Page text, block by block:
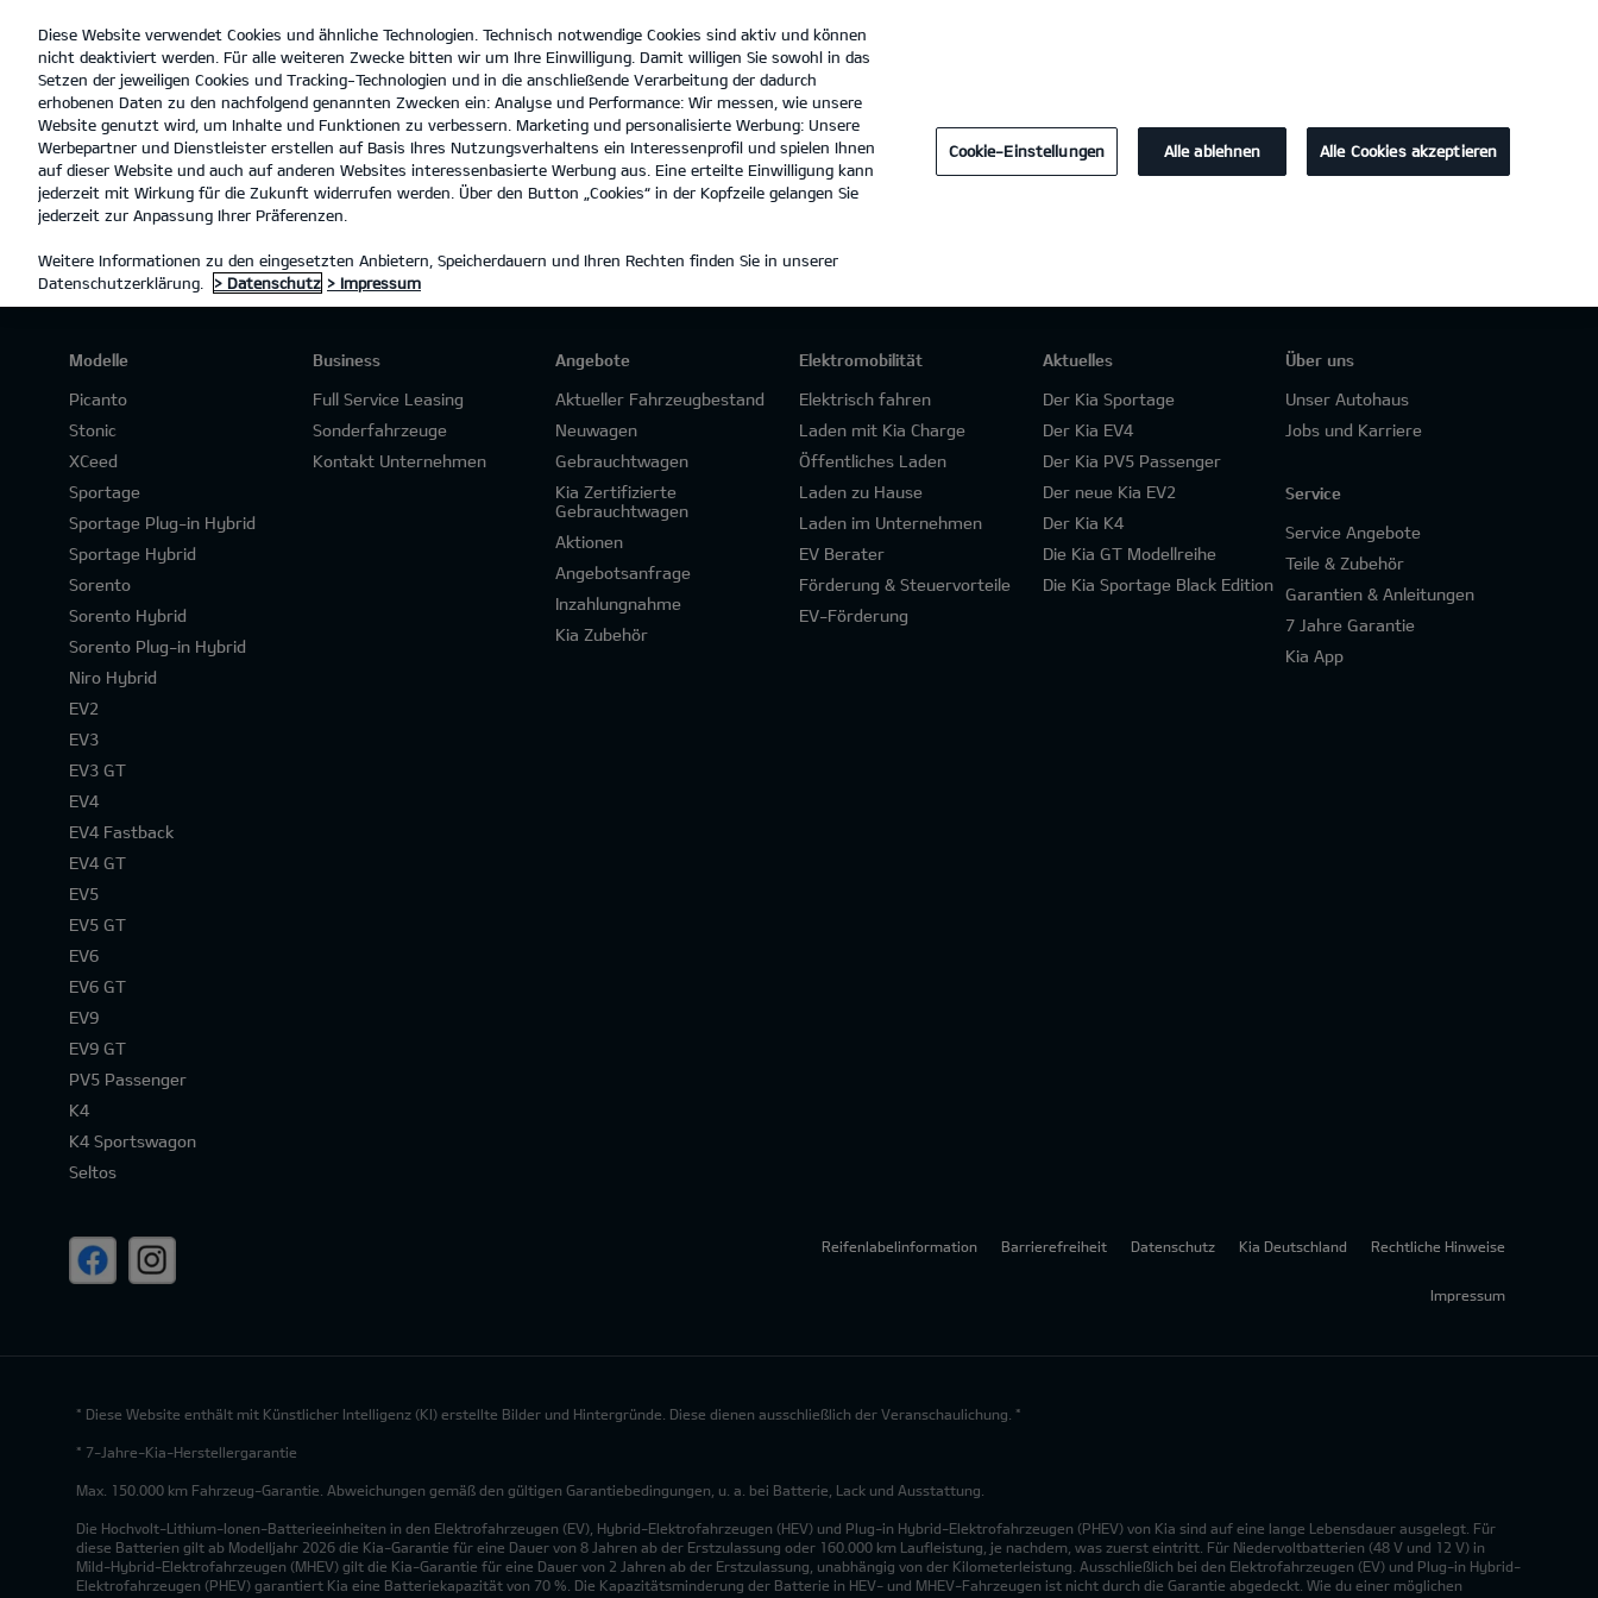
open
menu
ACB Dornig GmbH Tel. :03741 - 3070
PROBEFAHRT
Modelle
Picanto
Stonic
XCeed
Sportage
Sportage Plug-in Hybrid
Sportage Hybrid
Sorento
Sorento Hybrid
Sorento Plug-in Hybrid
Niro Hybrid
EV2
EV3
EV3 GT
EV4
EV4 Fastback
EV4 GT
EV5
EV5 GT
EV6
EV6 GT
EV9
EV9 GT
PV5 Passenger
K4
K4 Sportswagon
Seltos
Business
Full Service Leasing
Sonderfahrzeuge
Kontakt Unternehmen
Angebote
Aktueller Fahrzeugbestand
Neuwagen
Gebrauchtwagen
Kia Zertifizierte
Gebrauchtwagen
Aktionen
Angebotsanfrage
Inzahlungnahme
Kia Zubehör
Elektromobilität
Elektrisch fahren
Laden mit Kia Charge
Öffentliches Laden
Laden zu Hause
Laden im Unternehmen
EV Berater
Förderung & Steuervorteile
EV-Förderung
Aktuelles
Der Kia Sportage
Der Kia EV4
Der Kia PV5 Passenger
Der neue Kia EV2
Der Kia K4
Die Kia GT Modellreihe
Die Kia Sportage Black Edition
Über uns
Unser Autohaus
Jobs und Karriere
Service
Service Angebote
Teile & Zubehör
Garantien & Anleitungen
7 Jahre Garantie
Kia App
Reifenlabelinformation Barrierefreiheit Datenschutz Kia Deutschland Rechtliche Hinweise
Impressum
* Diese Website enthält mit Künstlicher Intelligenz (KI) erstellte Bilder und Hintergründe. Diese dienen ausschließlich der Veranschaulichung. *
* 7-Jahre-Kia-Herstellergarantie
Max. 150.000 km Fahrzeug-Garantie. Abweichungen gemäß den gültigen Garantiebedingungen, u. a. bei Batterie, Lack und Ausstattung.
Die Hochvolt-Lithium-Ionen-Batterieeinheiten in den Elektrofahrzeugen (EV), Hybrid-Elektrofahrzeugen (HEV) und Plug-in Hybrid-Elektrofahrzeugen (PHEV) von Kia sind auf eine lange Lebensdauer ausgelegt. Für
diese Batterien gilt ab Modelljahr 2026 die Kia-Garantie für eine Dauer von 8 Jahren ab der Erstzulassung oder 160.000 km Laufleistung, je nachdem, was zuerst eintritt. Für Niedervoltbatterien (48 V und 12 V) in
Mild-Hybrid-Elektrofahrzeugen (MHEV) gilt die Kia-Garantie für eine Dauer von 2 Jahren ab der Erstzulassung, unabhängig von der Kilometerleistung. Ausschließlich bei den Elektrofahrzeugen (EV) und Plug-in Hybrid-
Elektrofahrzeugen (PHEV) garantiert Kia eine Batteriekapazität von 70 %. Die Kapazitätsminderung der Batterie in HEV- und MHEV-Fahrzeugen ist nicht durch die Garantie abgedeckt. Wie du einer möglichen
Diese Website verwendet Cookies und ähnliche Technologien. Technisch notwendige Cookies sind aktiv und können
nicht deaktiviert werden. Für alle weiteren Zwecke bitten wir um Ihre Einwilligung. Damit willigen Sie sowohl in das
Setzen der jeweiligen Cookies und Tracking-Technologien und in die anschließende Verarbeitung der dadurch
erhobenen Daten zu den nachfolgend genannten Zwecken ein: Analyse und Performance: Wir messen, wie unsere
Website genutzt wird, um Inhalte und Funktionen zu verbessern. Marketing und personalisierte Werbung: Unsere
Werbepartner und Dienstleister erstellen auf Basis Ihres Nutzungsverhaltens ein Interessenprofil und spielen Ihnen
auf dieser Website und auch auf anderen Websites interessenbasierte Werbung aus. Eine erteilte Einwilligung kann
jederzeit mit Wirkung für die Zukunft widerrufen werden. Über den Button „Cookies“ in der Kopfzeile gelangen Sie
jederzeit zur Anpassung Ihrer Präferenzen.
Weitere Informationen zu den eingesetzten Anbietern, Speicherdauern und Ihren Rechten finden Sie in unserer
Datenschutzerklärung.
> Datenschutz > Impressum
Cookie-Einstellungen Alle ablehnen Alle Cookies akzeptieren